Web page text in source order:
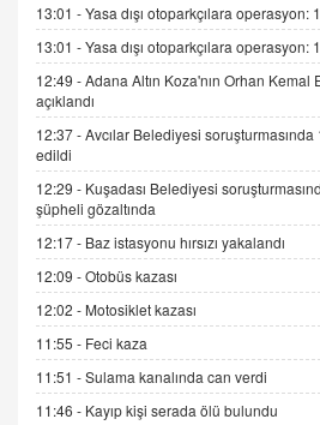
9.12.2025 10:11
İNCİ GÜL AKÖL
06.07.2026 13:00
ADEM AKÖL
Esed Destekçilerinin
Sednaya
11.12.2024 12:30
DR. EKREM ASLAN
Gerçek Ne, Algı Ne?
Cümlesinin Peşinden
19.07.2025 12:45
13:01 -Yasa dışı otoparkçılara
13:01 -Yasa dışı otoparkçılara
12:49 -Adana Altın Koza'nın Orhan
açıklandı
12:37 -Avcılar Belediyesi
edildi
12:29 - Kuşadası Belediyesi
şüpheli gözaltında
12:17 - Baz istasyonu hırsızı yakalandı
12:09 -Otobüs kazası
12:02 - Motosiklet kazası
11:55 - Feci kaza
11:51 -Sulama kanalında can verdi
11:46 - Kayıp kişi serada ölü bulundu